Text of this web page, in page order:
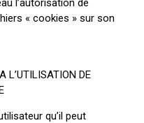
l’autorisation de
« cookies » sur son
L’UTILISATION DE
qu’il peut